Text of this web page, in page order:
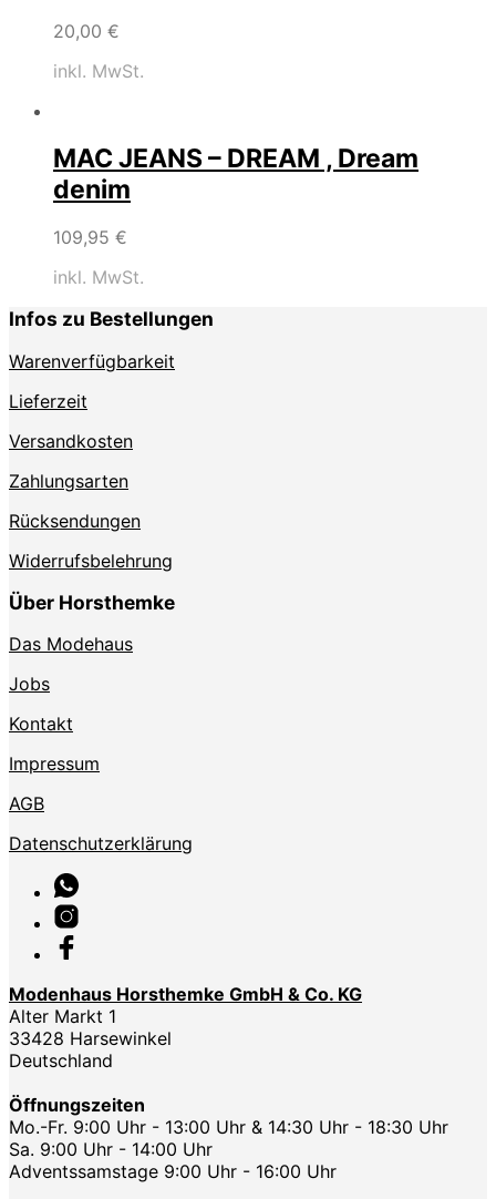
20,00 €
inkl. MwSt.
MAC JEANS – DREAM , Dream
denim
109,95 €
inkl. MwSt.
Infos zu Bestellungen
Warenverfügbarkeit
Lieferzeit
Versandkosten
Zahlungsarten
Rücksendungen
Widerrufsbelehrung
Über Horsthemke
Das Modehaus
Jobs
Kontakt
Impressum
AGB
Datenschutzerklärung
Modenhaus Horsthemke GmbH & Co. KG
Alter Markt 1
33428 Harsewinkel
Deutschland
Öffnungszeiten
Mo.-Fr. 9:00 Uhr - 13:00 Uhr & 14:30 Uhr - 18:30 Uhr
Sa. 9:00 Uhr - 14:00 Uhr
Adventssamstage 9:00 Uhr - 16:00 Uhr